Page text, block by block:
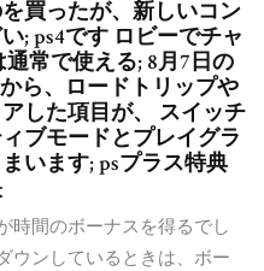
買ったが、新しいコン
; ps4です ロビーでチャ
常で使える; 8月7日の
ら、ロードトリップや
した項目が、 スイッチ
ブモードとプレイグラ
います; psプラス特典
時間のボーナスを得るでし
ウンしているときは、ボー